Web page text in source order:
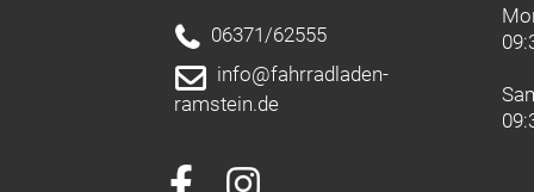
06371/62555
info@fahrradladen-
ramstein.de